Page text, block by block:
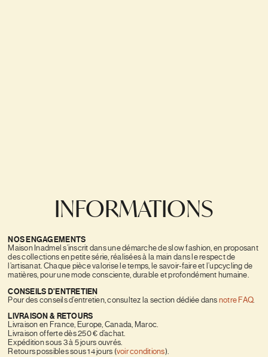
INFORMATIONS
NOS ENGAGEMENTS
Maison Inadmel s’inscrit dans une démarche de slow fashion, en proposant
des collections en petite série, réalisées à la main dans le respect de
l’artisanat. Chaque pièce valorise le temps, le savoir-faire et l’upcycling de
matières, pour une mode consciente, durable et profondément humaine.
CONSEILS D'ENTRETIEN
Pour des conseils d’entretien, consultez la section dédiée dans notre FAQ.
LIVRAISON & RETOURS
Livraison en France, Europe, Canada, Maroc.
Livraison offerte dès 250 € d’achat.
Expédition sous 3 à 5 jours ouvrés.
Retours possibles sous 14 jours (voir conditions).